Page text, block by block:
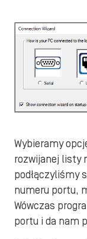
Wybieramy
rozwijanej listy
podłączyliśmy
numeru portu,
Wówczas
portu i da nam